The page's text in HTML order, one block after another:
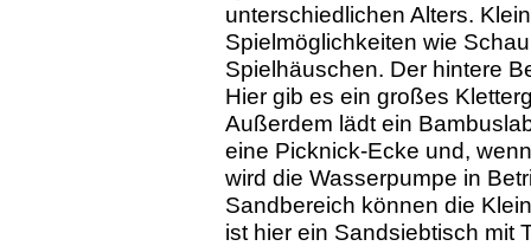
unterschiedlichen Alters.
Spielmöglichkeiten wie
Spielhäuschen. Der hintere
Hier gib es ein großes
Außerdem lädt ein
eine Picknick-Ecke und,
wird die Wasserpumpe in
Sandbereich können die
ist hier ein Sandsiebtisch mit